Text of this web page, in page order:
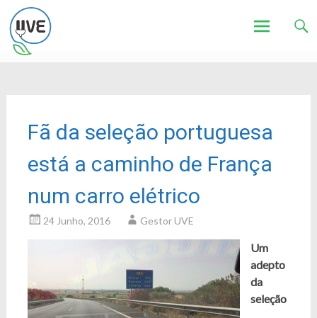
Fã da seleção portuguesa
está a caminho de França
num carro elétrico
24 Junho, 2016 Gestor UVE
Um
adepto
da
seleção